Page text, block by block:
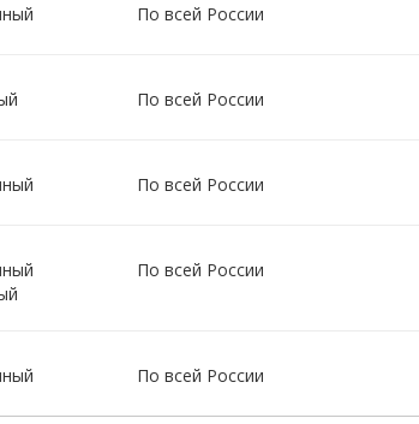
По всей России
По всей России
По всей России
По всей России
По всей России